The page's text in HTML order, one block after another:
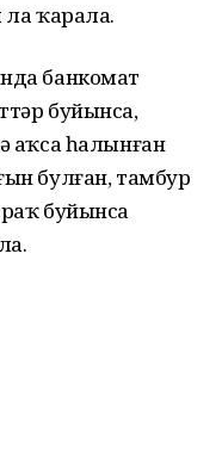
ла ҡарала.
банкомат
буйынса,
аҡса һалынған
булған, тамбур
буйынса